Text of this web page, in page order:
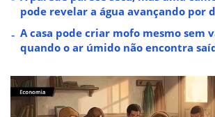
pode revelar a água avançando por
A casa pode criar mofo mesmo sem
quando o ar úmido não encontra